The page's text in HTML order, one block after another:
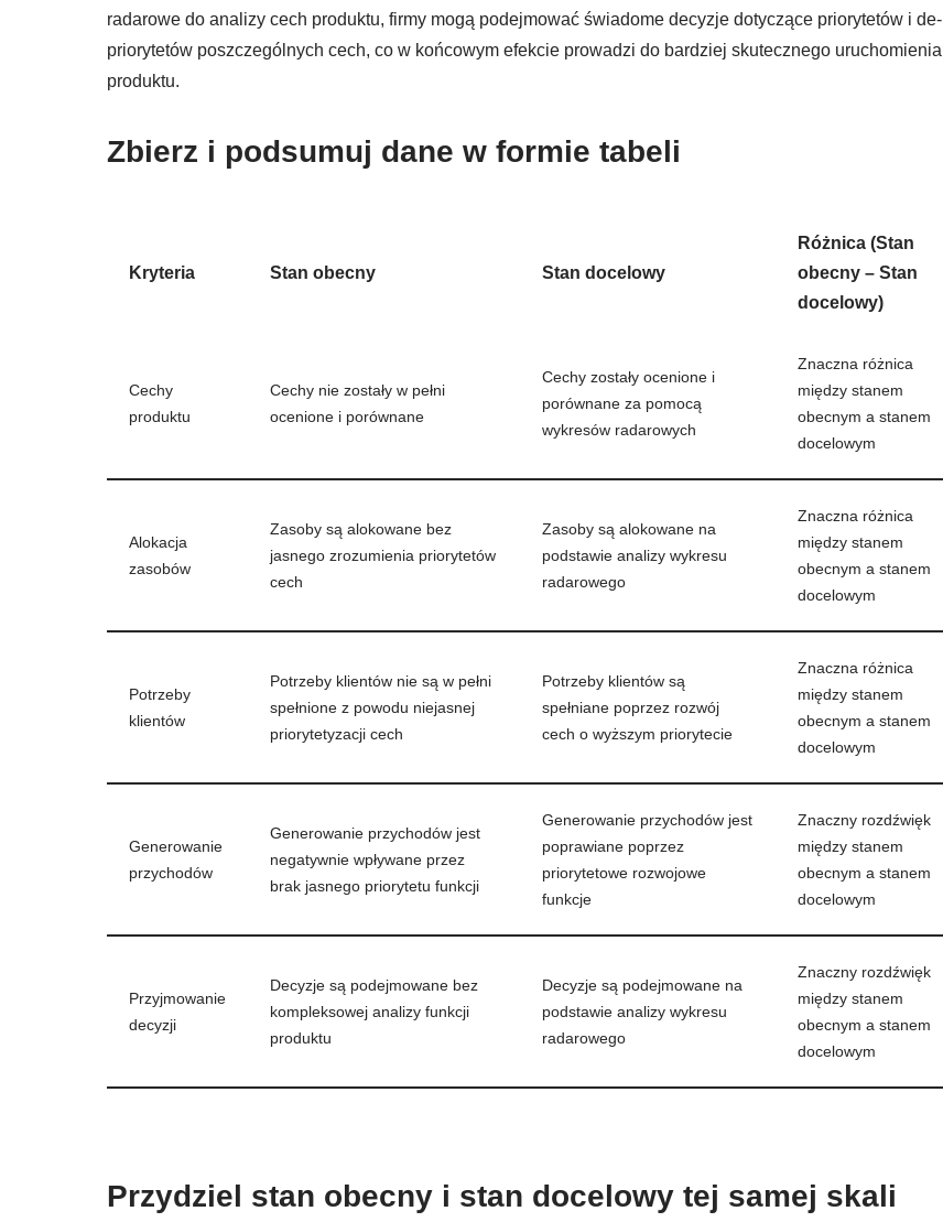
radarowe do analizy cech produktu, firmy mogą podejmować świadome decyzje dotyczące priorytetów i de-
priorytetów poszczególnych cech, co w końcowym efekcie prowadzi do bardziej skutecznego uruchomienia
produktu.
Zbierz i podsumuj dane w formie tabeli
Kryteria Stan obecny Stan docelowy
Różnica (Stan
obecny – Stan
docelowy)
Cechy
produktu
Cechy nie zostały w pełni
ocenione i porównane
Cechy zostały ocenione i
porównane za pomocą
wykresów radarowych
Znaczna różnica
między stanem
obecnym a stanem
docelowym
Alokacja
zasobów
Zasoby są alokowane bez
jasnego zrozumienia priorytetów
cech
Zasoby są alokowane na
podstawie analizy wykresu
radarowego
Znaczna różnica
między stanem
obecnym a stanem
docelowym
Potrzeby
klientów
Potrzeby klientów nie są w pełni
spełnione z powodu niejasnej
priorytetyzacji cech
Potrzeby klientów są
spełniane poprzez rozwój
cech o wyższym priorytecie
Znaczna różnica
między stanem
obecnym a stanem
docelowym
Generowanie
przychodów
Generowanie przychodów jest
negatywnie wpływane przez
brak jasnego priorytetu funkcji
Generowanie przychodów jest
poprawiane poprzez
priorytetowe rozwojowe
funkcje
Znaczny rozdźwięk
między stanem
obecnym a stanem
docelowym
Przyjmowanie
decyzji
Decyzje są podejmowane bez
kompleksowej analizy funkcji
produktu
Decyzje są podejmowane na
podstawie analizy wykresu
radarowego
Znaczny rozdźwięk
między stanem
obecnym a stanem
docelowym
Przydziel stan obecny i stan docelowy tej samej skali